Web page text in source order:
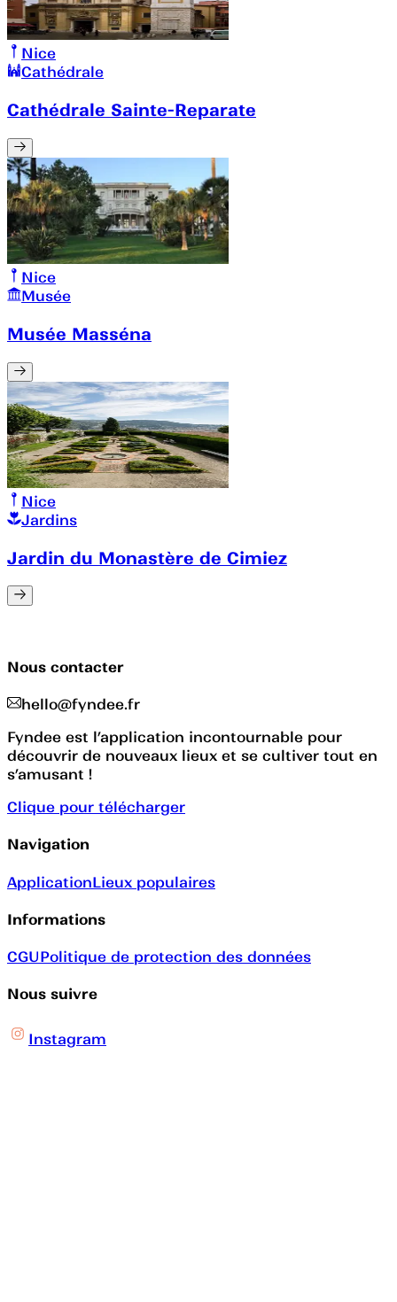
Nice
Cathédrale
Cathédrale Sainte-Reparate
Nice
Musée
Musée Masséna
Nice
Jardins
Jardin du Monastère de Cimiez
Nous contacter
hello@fyndee.fr
Fyndee est l’application incontournable pour
découvrir de nouveaux lieux et se cultiver tout en
s’amusant !
Clique pour télécharger
Navigation
ApplicationLieux populaires
Informations
CGUPolitique de protection des données
Nous suivre
Instagram